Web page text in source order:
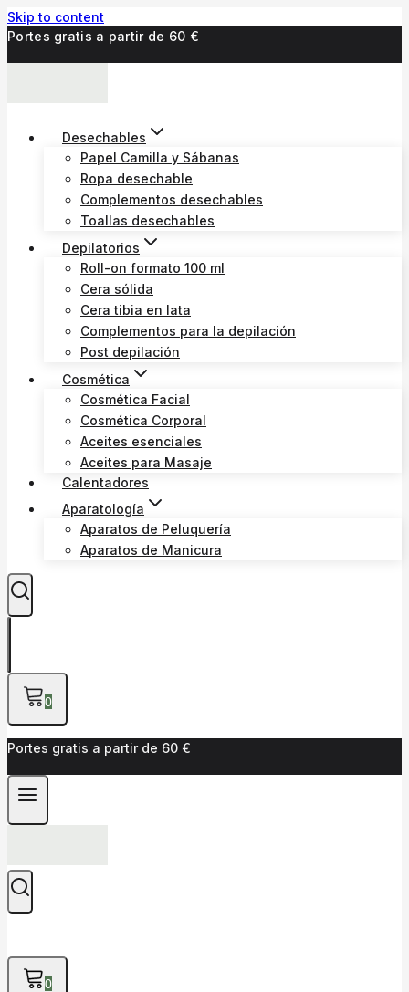
Skip to content
Portes gratis a partir de 60 €
Desechables
Papel Camilla y Sábanas
Ropa desechable
Complementos desechables
Toallas desechables
Depilatorios
Roll-on formato 100 ml
Cera sólida
Cera tibia en lata
Complementos para la depilación
Post depilación
Cosmética
Cosmética Facial
Cosmética Corporal
Aceites esenciales
Aceites para Masaje
Calentadores
Aparatología
Aparatos de Peluquería
Aparatos de Manicura
0
Portes gratis a partir de 60 €
0